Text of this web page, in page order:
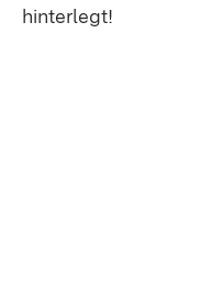
hinterlegt!